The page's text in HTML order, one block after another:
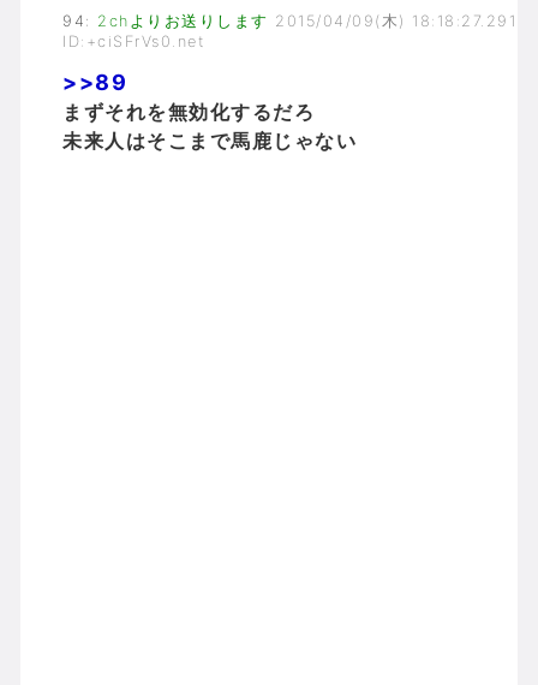
94 : 2chよりお送りします 2015/04/09(木) 18:18:27.291
ID:+ciSFrVs0.net
>>89
まずそれを無効化するだろ
未来人はそこまで馬鹿じゃない